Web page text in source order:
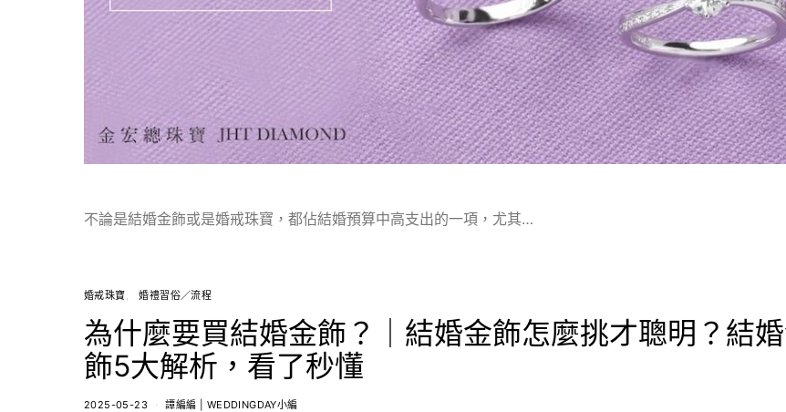
不論是結婚金飾或是婚戒珠寶，都佔結婚預算中高支出的一項，尤其…
婚戒珠寶 婚禮習俗／流程
為什麼要買結婚金飾？｜結婚金飾怎麼挑才聰明？結
飾5大解析，看了秒懂
2025-05-23 譚編編 | WEDDINGDAY小編